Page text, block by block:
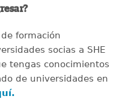
formación
socias a SHE
tengas conocimientos
de universidades en